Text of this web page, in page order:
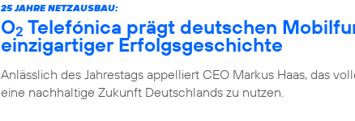
25 JAHRE NETZAUSBAU:
O2 Telefónica prägt deutschen
einzigartiger Erfolgsgeschichte
Anlässlich des Jahrestags appelliert CEO Markus Haas, das
eine nachhaltige Zukunft Deutschlands zu nutzen.